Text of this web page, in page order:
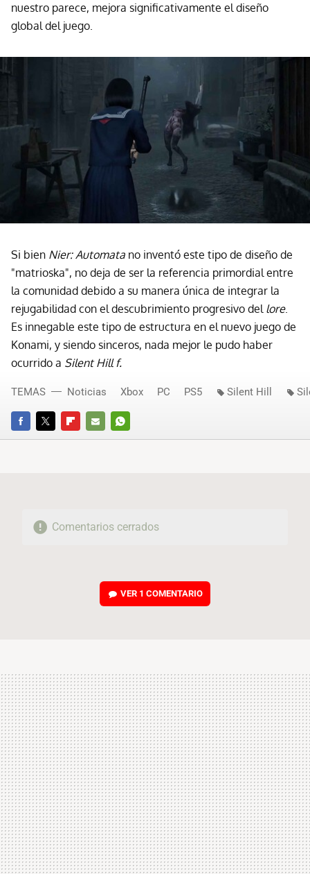
nuestro parece, mejora significativamente el diseño
global del juego.
Si bien Nier: Automata no inventó este tipo de diseño de
"matrioska", no deja de ser la referencia primordial entre
la comunidad debido a su manera única de integrar la
rejugabilidad con el descubrimiento progresivo del lore.
Es innegable este tipo de estructura en el nuevo juego de
Konami, y siendo sinceros, nada mejor le pudo haber
ocurrido a Silent Hill f.
FACEBOOKTWITTERFLIPBOARD
E-
WHATSAPP
TEMAS Noticias Xbox PC PS5 Silent Hill
Comentarios cerrados
VER 1 COMENTARIO